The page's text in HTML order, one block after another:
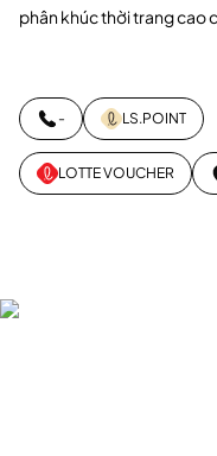
phân khúc thời trang cao
- LS.POINT
LOTTE VOUCHER